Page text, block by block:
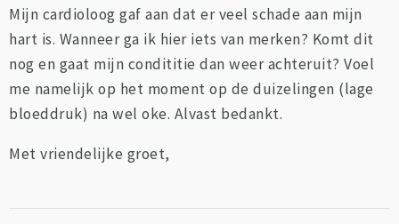
Mijn cardioloog gaf aan dat er veel schade aan mijn
hart is. Wanneer ga ik hier iets van merken? Komt dit
nog en gaat mijn condititie dan weer achteruit? Voel
me namelijk op het moment op de duizelingen (lage
bloeddruk) na wel oke. Alvast bedankt.
Met vriendelijke groet,